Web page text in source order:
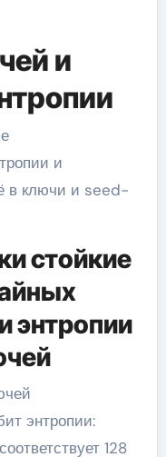
и
и
в ключи и seed-
стойкие
энтропии
энтропии:
128